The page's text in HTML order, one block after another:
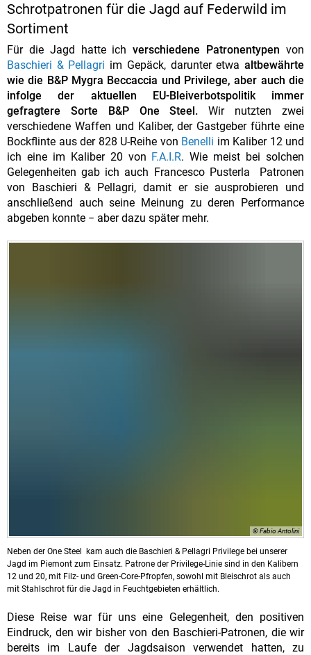
Schrotpatronen für die Jagd auf Federwild im
Sortiment
Für die Jagd hatte ichverschiedene Patronentypen von
Baschieri & Pellagri im Gepäck, darunter etwaaltbewährte
wie die B&P Mygra Beccaccia und Privilege, aber auch die
infolge der aktuellen EU-Bleiverbotspolitik immer
gefragtere Sorte B&P One Steel. Wir nutzten zwei
verschiedene Waffen und Kaliber, der Gastgeber führte eine
Bockflinte aus der 828 U-Reihe von Benelli im Kaliber 12 und
ich eine im Kaliber 20 von F.A.I.R. Wie meist bei solchen
Gelegenheiten gab ich auch Francesco Pusterla Patronen
von Baschieri & Pellagri, damit er sie ausprobieren und
anschließend auch seine Meinung zu deren Performance
abgeben konnte − aber dazu später mehr.
© Fabio Antolini
Neben der One Steel kam auch die Baschieri & Pellagri Privilege bei unserer
Jagd im Piemont zum Einsatz. Patrone der Privilege-Linie sind in den Kalibern
12 und 20, mit Filz- und Green-Core-Pfropfen, sowohl mit Bleischrot als auch
mit Stahlschrot für die Jagd in Feuchtgebieten erhältlich.
Diese Reise war für uns eine Gelegenheit, den positiven
Eindruck, den wir bisher von den Baschieri-Patronen, die wir
bereits im Laufe der Jagdsaison verwendet hatten, zu